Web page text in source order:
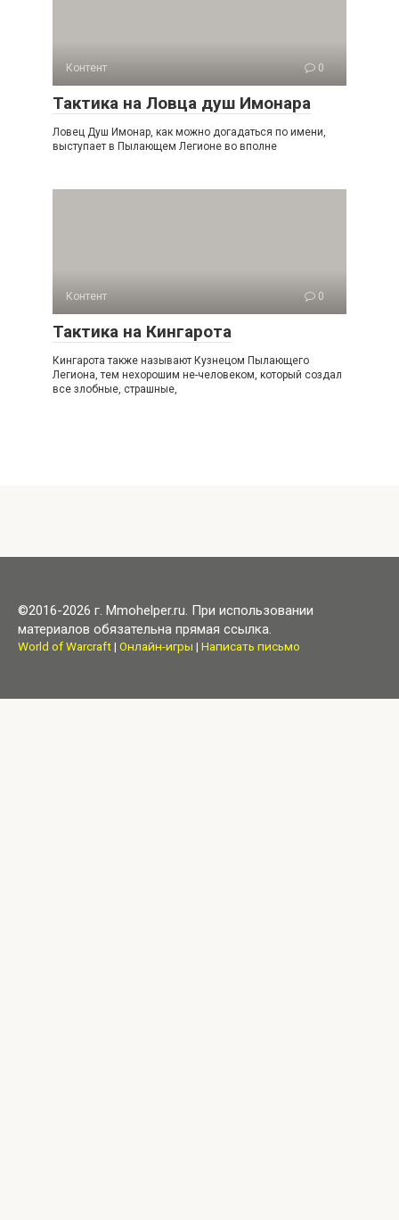
Контент 0
Тактика на Ловца душ Имонара
Ловец Душ Имонар, как можно догадаться по имени,
выступает в Пылающем Легионе во вполне
Контент 0
Тактика на Кингарота
Кингарота также называют Кузнецом Пылающего
Легиона, тем нехорошим не-человеком, который создал
все злобные, страшные,
©2016-2026 г. Mmohelper.ru. При использовании
материалов обязательна прямая ссылка.
World of Warcraft| Онлайн-игры | Написать письмо